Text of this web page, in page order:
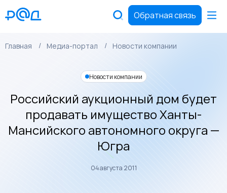
Обратная связь
Главная Медиа-портал Новости компании
Новости компании
Российский аукционный дом будет
продавать имущество Ханты-
Мансийского автономного округа —
Югра
04 августа 2011